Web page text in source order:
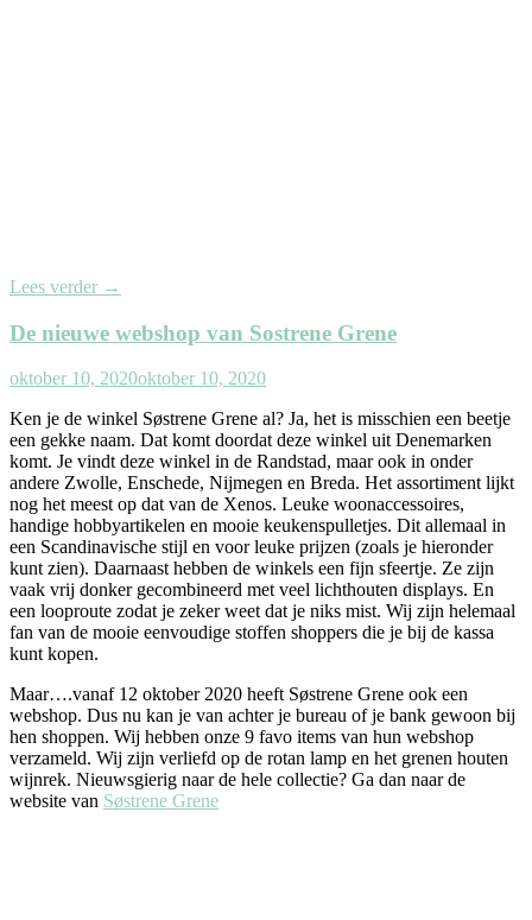
Lees verder →
De nieuwe webshop van Sostrene Grene
oktober 10, 2020oktober 10, 2020
Ken je de winkel Søstrene Grene al? Ja, het is misschien een beetje
een gekke naam. Dat komt doordat deze winkel uit Denemarken
komt. Je vindt deze winkel in de Randstad, maar ook in onder
andere Zwolle, Enschede, Nijmegen en Breda. Het assortiment lijkt
nog het meest op dat van de Xenos. Leuke woonaccessoires,
handige hobbyartikelen en mooie keukenspulletjes. Dit allemaal in
een Scandinavische stijl en voor leuke prijzen (zoals je hieronder
kunt zien). Daarnaast hebben de winkels een fijn sfeertje. Ze zijn
vaak vrij donker gecombineerd met veel lichthouten displays. En
een looproute zodat je zeker weet dat je niks mist. Wij zijn helemaal
fan van de mooie eenvoudige stoffen shoppers die je bij de kassa
kunt kopen.
Maar….vanaf 12 oktober 2020 heeft Søstrene Grene ook een
webshop. Dus nu kan je van achter je bureau of je bank gewoon bij
hen shoppen. Wij hebben onze 9 favo items van hun webshop
verzameld. Wij zijn verliefd op de rotan lamp en het grenen houten
wijnrek. Nieuwsgierig naar de hele collectie? Ga dan naar de
website van Søstrene Grene